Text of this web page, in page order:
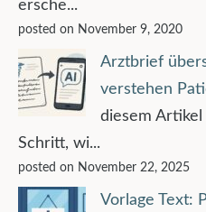
ersche...
posted on November 9, 2020
Arztbrief
verstehen
diesem
Schritt, wi...
posted on November 22, 2025
Vorlage Text: